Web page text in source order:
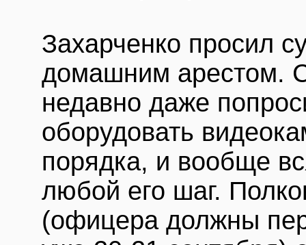
Захарченко просил
домашним арестом.
недавно даже
оборудовать
порядка, и вообще
любой его шаг.
(офицера должны